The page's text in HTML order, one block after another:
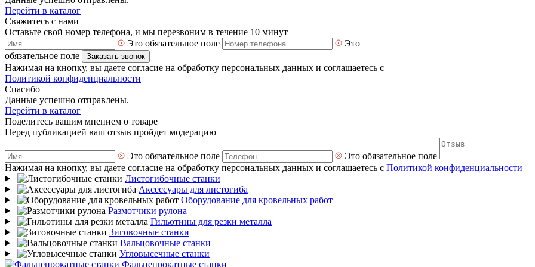
Перейти в каталог
Свяжитесь с нами
Оставьте свой номер телефона, и мы перезвоним в течение 10 минут
Это обязательное поле
Это
обязательное поле
Заказать звонок
Нажимая на кнопку, вы даете согласие на обработку персональных данных и соглашаетесь с
Политикой конфиденциальности
Спасибо
Данные успешно отправлены.
Перейти в каталог
Поделитесь вашим мнением о товаре
Перед публикацией ваш отзыв пройдет модерацию
Это обязательное поле Это обязательное поле
Нажимая на кнопку, вы даете согласие на обработку персональных данных и соглашаетесь с Политикой конфиденциальности
Листогибочные станки
Аксессуары для листогиба
Оборудование для кровельных работ
Размотчики рулона
Гильотины для резки металла
Зиговочные станки
Вальцовочные станки
Угловысечные станки
Фальцепрокатные станки